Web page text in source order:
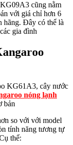
cũng nằm
với giá chỉ hơn 6
hãng. Đây có thể là
gia đình
KG61A3, cây nước
nóng lạnh
bản
so với với model
tính năng tương tự
thể: